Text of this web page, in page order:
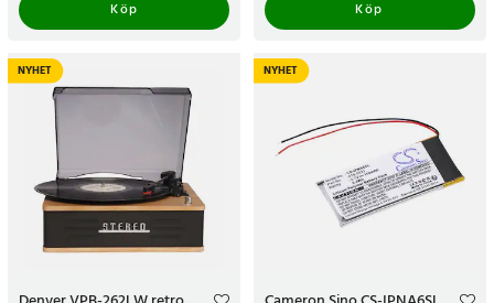
Köp Köp
NYHET NYHET